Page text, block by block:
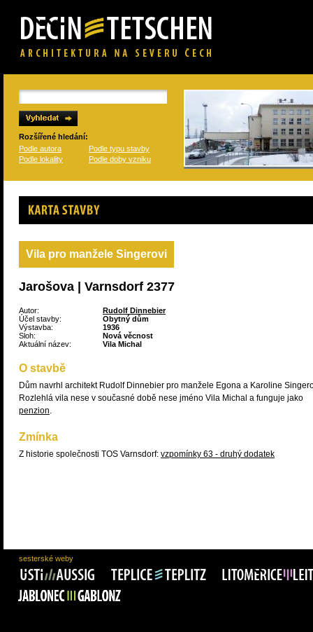
Rozšířené hledání:
Podle autora
Podle typu stavby
Podle lokality
Podle doby vzniku
Karta stavby
Vila pro manžele Singerovi
Jarošova | Varnsdorf 2377
Autor:
Rudolf Dinnebier
Účel stavby:
Obytný dům
Výstavba:
1936
Sloh:
Nová věcnost
Aktuální název:
Vila Michal
O stavbě
Dům navrhl architekt Rudolf Dinnebier pro manžele Egona a Karoline
Rozlehlá vila nese v současné době nese jméno Vila Michal a funguje jako
penzion.
Zmínka
Z historie společnosti TOS Varnsdorf: vzpomínky 63 - druhý dodatek
sesterské weby